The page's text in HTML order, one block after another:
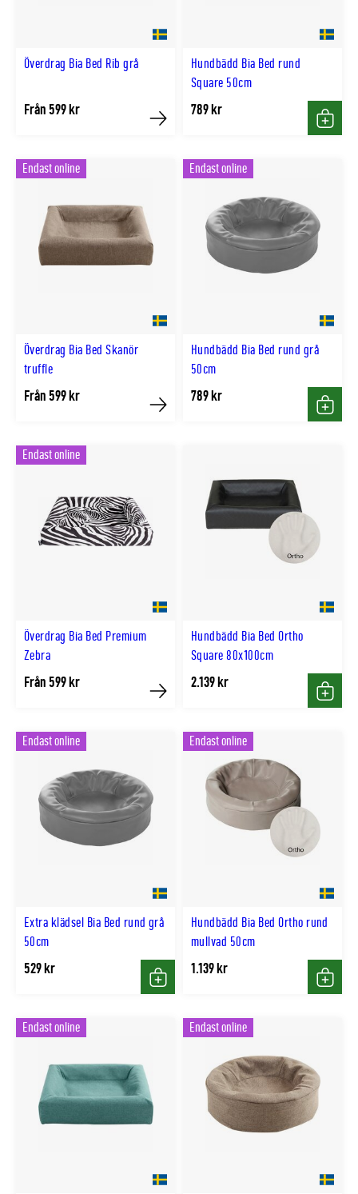
Överdrag Bia Bed Rib grå
Från 599 kr
Köp
Hundbädd Bia Bed rund
Square 50cm
789 kr
Köp
Överdrag Bia Bed Skanör
truffle
Endast online
Från 599 kr
Köp
Hundbädd Bia Bed rund grå
50cm
Endast online
789 kr
Köp
Överdrag Bia Bed Premium
Zebra
Endast online
Från 599 kr
Köp
Hundbädd Bia Bed Ortho
Square 80x100cm
2.139 kr
Köp
Extra klädsel Bia Bed rund grå
50cm
Endast online
529 kr
Köp
Hundbädd Bia Bed Ortho rund
mullvad 50cm
Endast online
1.139 kr
Köp
Endast online Endast online